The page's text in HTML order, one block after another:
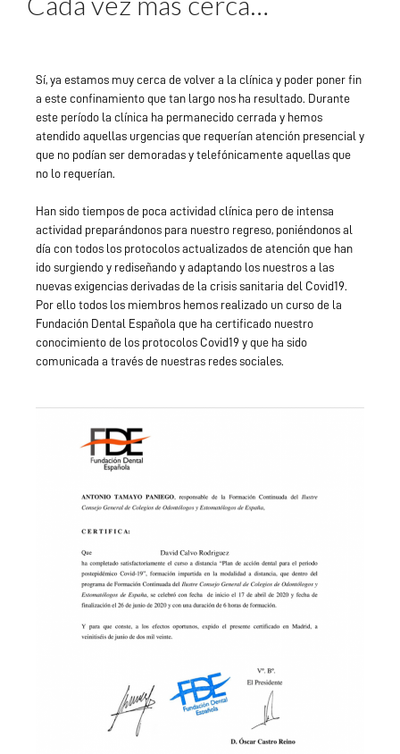
Sí, ya estamos muy cerca de volver a la clínica y poder poner fin
a este confinamiento que tan largo nos ha resultado. Durante
este período la clínica ha permanecido cerrada y hemos
atendido aquellas urgencias que requerían atención presencial y
que no podían ser demoradas y telefónicamente aquellas que
no lo requerían.
Han sido tiempos de poca actividad clínica pero de intensa
actividad preparándonos para nuestro regreso, poniéndonos al
día con todos los protocolos actualizados de atención que han
ido surgiendo y rediseñando y adaptando los nuestros a las
nuevas exigencias derivadas de la crisis sanitaria del Covid19.
Por ello todos los miembros hemos realizado un curso de la
Fundación Dental Española que ha certificado nuestro
conocimiento de los protocolos Covid19 y que ha sido
comunicada a través de nuestras redes sociales.